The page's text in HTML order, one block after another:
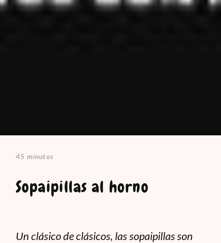
45 minutos
Sopaipillas al horno
Un clásico de clásicos, las sopaipillas son